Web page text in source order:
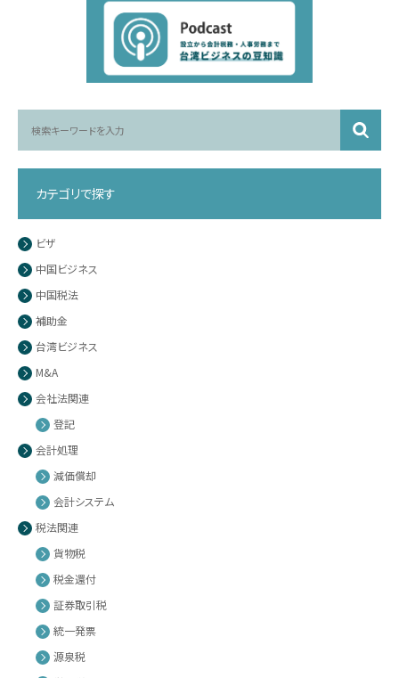
カテゴリで探す
ビザ
中国ビジネス
中国税法
補助金
台湾ビジネス
M&A
会社法関連
登記
会計処理
減価償却
会計システム
税法関連
貨物税
税金還付
証券取引税
統一発票
源泉税